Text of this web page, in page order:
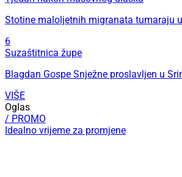
Stotine maloljetnih migranata tumaraju
6
Suzaštitnica župe
Blagdan Gospe Snježne proslavljen u
VIŠE
Oglas
/ PROMO
Idealno vrijeme za promjene